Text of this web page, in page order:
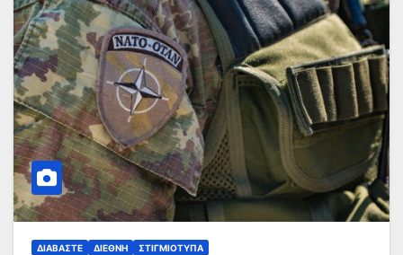
ΔΙΑΒΆΣΤΕ ΔΙΕΘΝΉ ΣΤΙΓΜΙΌΤΥΠΑ